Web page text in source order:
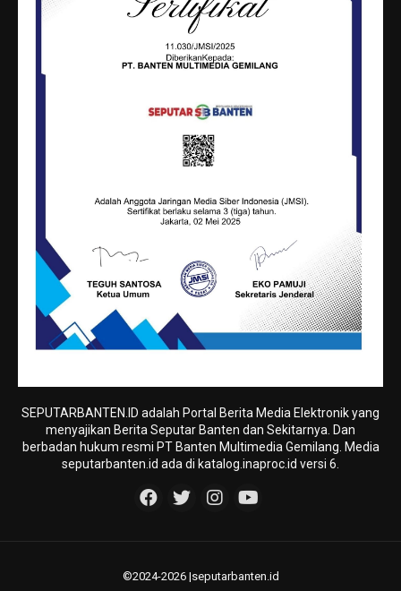
SEPUTARBANTEN.ID adalah Portal Berita Media Elektronik yang
menyajikan Berita Seputar Banten dan Sekitarnya. Dan
berbadan hukum resmi PT Banten Multimedia Gemilang. Media
seputarbanten.id ada di katalog.inaproc.id versi 6.
©2024-2026 |seputarbanten.id